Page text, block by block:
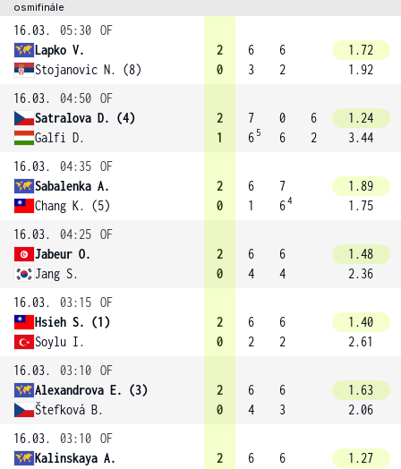
osmifinále
16.03. 05:30 OF
Lapko V.
Stojanovic N. (8)
2
0
6
3
6
2
1.72
1.92
16.03.
04:50 OF
Satralova D. (4)
Galfi D.
2
1
7
6 5
0
6
6
2
1.24
3.44
16.03.
04:35 OF
Sabalenka A.
Chang K. (5)
2
0
6
1
7
64
1.89
1.75
16.03.
04:25 OF
Jabeur O.
Jang S.
2
0
6
4
6
4
1.48
2.36
16.03.
03:15 OF
Hsieh S. (1)
Soylu I.
2
0
6
2
6
2
1.40
2.61
16.03.
03:10 OF
Alexandrova E. (3)
Štefková B.
2
0
6
4
6
3
1.63
2.06
16.03.
03:10 OF
Kalinskaya A.
2
6
6
1.27